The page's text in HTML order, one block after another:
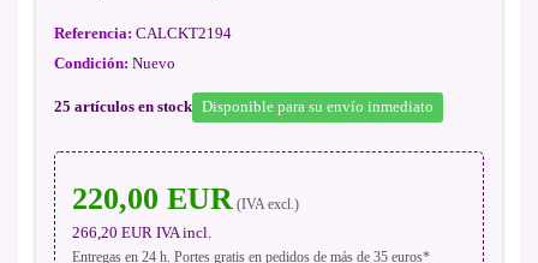
Referencia: CALCKT2194
Condición: Nuevo
25 artículos en stock Disponible para su envío inmediato
220,00 EUR (IVA excl.)
266,20 EUR IVA incl.
Entregas en 24 h. Portes gratis en pedidos de más de 35 euros*